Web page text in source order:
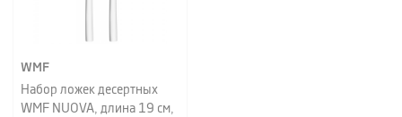
WMF
Набор ложек десертных
WMF NUOVA, длина 19 см,